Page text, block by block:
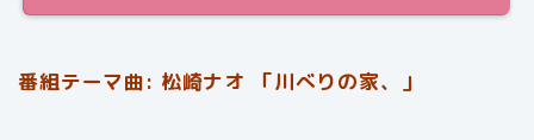
番組テーマ曲: 松崎ナオ 「川べりの家、」